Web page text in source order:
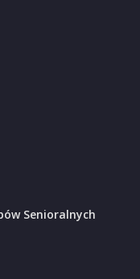
Senioralnych